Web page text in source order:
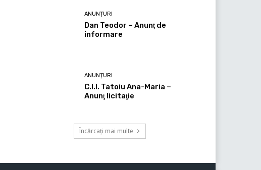
ANUNȚURI
Dan Teodor – Anunţ de
informare
ANUNȚURI
C.I.I. Tatoiu Ana-Maria –
Anunţ licitaţie
Încărcați mai multe